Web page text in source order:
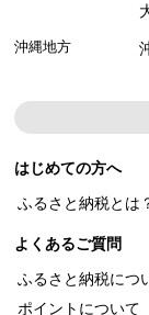
沖縄地方
はじめての方へ
ふるさと納税とは
よくあるご質問
ふるさと納税につ
ポイントについて